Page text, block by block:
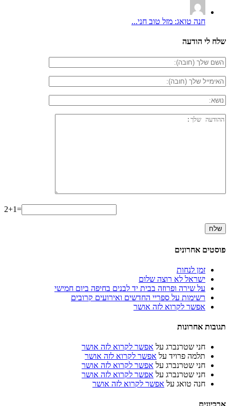
חנה טואג: מזל טוב חני...
שלח לי הודעה
2+1=
פוסטים אחרונים
זמן לנחות
ישראל לא רוצה שלום
על שירה ופרוזה בבית יד לבנים בחיפה ביום חמישי
רשימות על ספריי החדשים ואירועים קרובים
אפשר לקרוא לזה אושר
תגובות אחרונות
חני שטרנברג על אפשר לקרוא לזה אושר
תלמה פרויד על אפשר לקרוא לזה אושר
חני שטרנברג על אפשר לקרוא לזה אושר
חני שטרנברג על אפשר לקרוא לזה אושר
חנה טואג על אפשר לקרוא לזה אושר
ארכיונים